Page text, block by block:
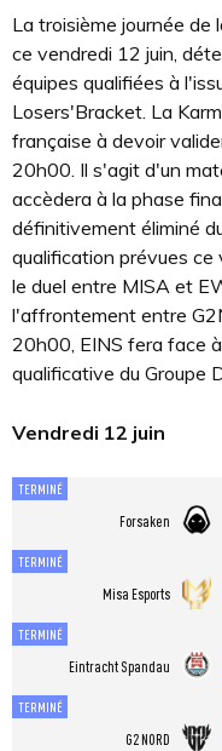
La troisième journée de
ce vendredi 12 juin,
équipes qualifiées à
Losers'Bracket. La
française à devoir
20h00. Il s'agit d'un
accèdera à la phase
définitivement éliminé
qualification prévues
le duel entre MISA et
l'affrontement entre
20h00, EINS fera face
qualificative du Groupe
Vendredi 12 juin
TERMINÉ
Forsaken
TERMINÉ
Misa Esports
TERMINÉ
Eintracht Spandau
TERMINÉ
G2 NORD